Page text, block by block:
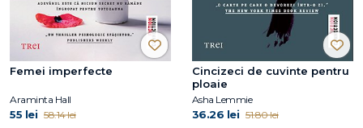
Femei imperfecte
Araminta Hall
55 lei 58.14 lei
Cincizeci de cuvinte pentru
ploaie
Asha Lemmie
36.26 lei 51.80 lei